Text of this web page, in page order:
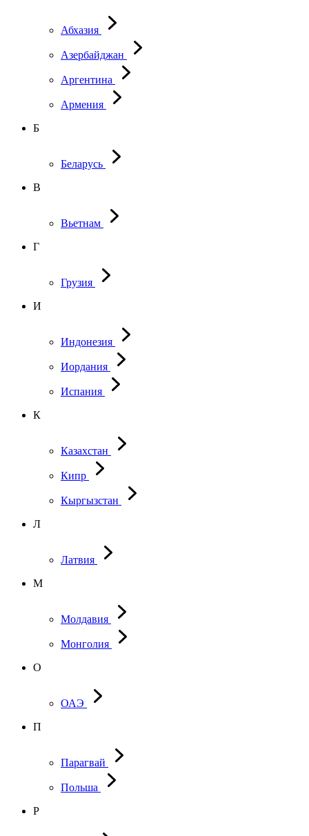
Абхазия
Азербайджан
Аргентина
Армения
Б
Беларусь
В
Вьетнам
Г
Грузия
И
Индонезия
Иордания
Испания
К
Казахстан
Кипр
Кыргызстан
Л
Латвия
М
Молдавия
Монголия
О
ОАЭ
П
Парагвай
Польша
Р